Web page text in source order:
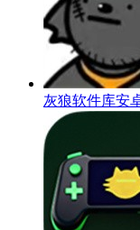
灰狼软件库安